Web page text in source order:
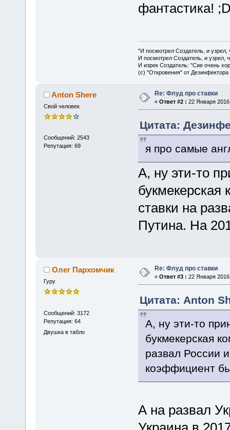
фантастика!
"И посмотрел Создатель, и
И посмотрел Создатель, и узрел,
И изрек Создатель: "Сие очень
(с) "Откровения" от Дезинфектора
Anton Shere
Свой человек
Сообщений: 2543
Репутация: 69
Re: Флуд про ставки
« Ответ #2 : 22 Января
Цитата:
я про самые
А, ну эти-то
букмекерская
ставки на
Путина. На
Олег Пархомчик
Гуру
Сообщений: 3172
Репутация: 64
Двушка в табло
Re: Флуд про ставки
« Ответ #3 : 22 Января
Цитата: Anton
А, ну эти-то
букмекерская
развал России
коэффициент
А на развал